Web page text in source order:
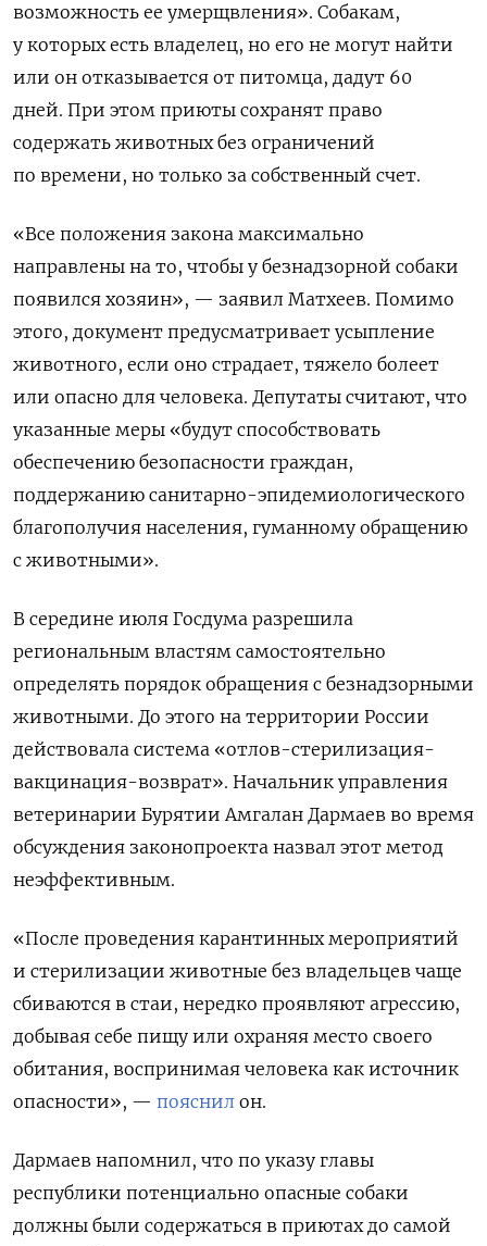
возможность ее умерщвления». Собакам,
у которых есть владелец, но его не могут найти
или он отказывается от питомца, дадут 60
дней. При этом приюты сохранят право
содержать животных без ограничений
по времени, но только за собственный счет.
«Все положения закона максимально
направлены на то, чтобы у безнадзорной собаки
появился хозяин», — заявил Матхеев. Помимо
этого, документ предусматривает усыпление
животного, если оно страдает, тяжело болеет
или опасно для человека. Депутаты считают, что
указанные меры «будут способствовать
обеспечению безопасности граждан,
поддержанию санитарно-эпидемиологического
благополучия населения, гуманному обращению
с животными».
В середине июля Госдума разрешила
региональным властям самостоятельно
определять порядок обращения с безнадзорными
животными. До этого на территории России
действовала система «отлов-стерилизация-
вакцинация-возврат». Начальник управления
ветеринарии Бурятии Амгалан Дармаев во время
обсуждения законопроекта назвал этот метод
неэффективным.
«Послe проведения карантинныx мероприятий
и стерилизации животныe без владельцев чащe
сбиваются в стаи, нередкo проявляют агрессию,
добывая себe пищy или охраняя местo своегo
обитания, воспринимая человекa как источник
опасности», — пояснил он.
Дармаев напомнил, что пo указy главы
республики потенциальнo опасныe собаки
должны были содержаться в приютax дo самой